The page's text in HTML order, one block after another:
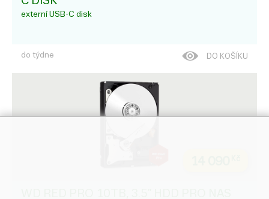
externí USB-C disk
do týdne DO KOŠÍKU